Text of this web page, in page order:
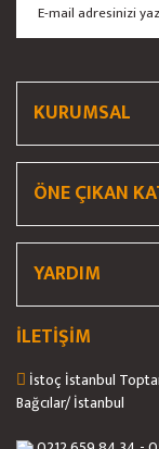
KURUMSAL
ÖNE ÇIKAN
YARDIM
İLETİŞİM
İstoç İstanbul
Bağcılar/ İstanbul